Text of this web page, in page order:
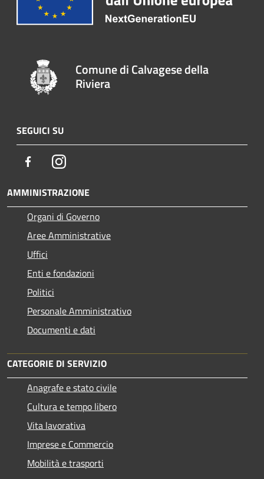
Comune di Calvagese della
Riviera
SEGUICI SU
FacebookInstagram
AMMINISTRAZIONE
Organi di Governo
Aree Amministrative
Uffici
Enti e fondazioni
Politici
Personale Amministrativo
Documenti e dati
CATEGORIE DI SERVIZIO
Anagrafe e stato civile
Cultura e tempo libero
Vita lavorativa
Imprese e Commercio
Mobilità e trasporti